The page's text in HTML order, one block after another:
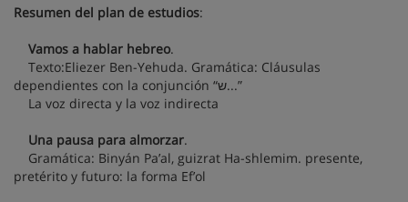
Resumen del plan de estudios:
Vamos a hablar hebreo.
Texto:Eliezer Ben-Yehuda. Gramática: Cláusulas
dependientes con la conjunción “ש...”
La voz directa y la voz indirecta
Una pausa para almorzar.
Gramática: Binyán Pa’al, guizrat Ha-shlemim. presente,
pretérito y futuro: la forma Ef’ol